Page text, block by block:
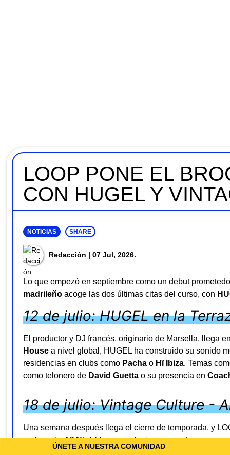
ÚNETE A NUESTRA COMUNIDAD
LOOP PONE EL
CON HUGEL Y
NOTICIAS SHARE
Redacción | 07 Jul, 2026.
Lo que empezó en septiembre como un debut
madrileño acoge las dos últimas citas del curso, con
12 de julio: HUGEL en la
El productor y DJ francés, originario de Marsella, llega
House a nivel global, HUGEL ha construido su sonido
residencias en clubs como Pacha o Hï Ibiza. Temas
como telonero de David Guetta o su presencia en
18 de julio: Vintage Culture -
Una semana después llega el cierre de temporada, y
un formatoAll Night Longexclusivo, pensado para